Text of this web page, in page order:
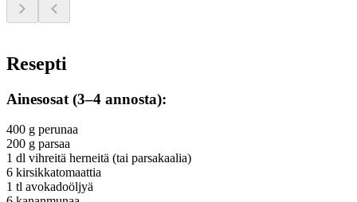
Resepti
Ainesosat (3–4 annosta):
400 g perunaa
200 g parsaa
1 dl vihreitä herneitä (tai parsakaalia)
6 kirsikkatomaattia
1 tl avokadoöljyä